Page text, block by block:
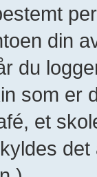
din
du
som er
et